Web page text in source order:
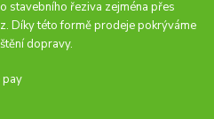
stavebního řeziva zejména přes
. Díky této formě prodeje pokrýváme
dopravy.